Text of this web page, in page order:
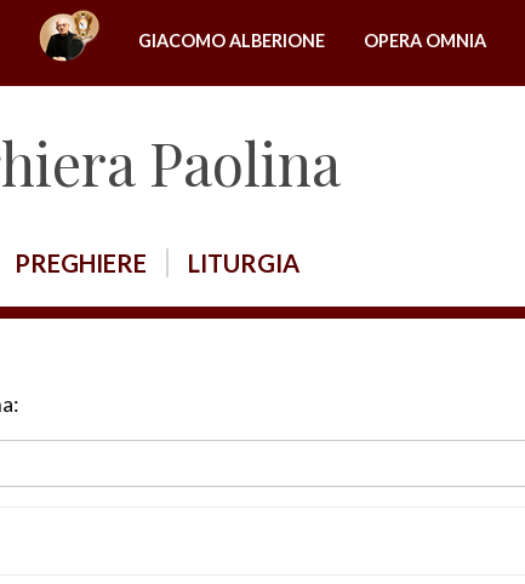
GIACOMO ALBERIONE OPERA OMNIA
Paolina
PREGHIERE LITURGIA